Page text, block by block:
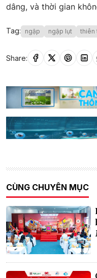
dâng, và thời gian
Tag: ngập ngập lụt thiên
Share:
CÙNG CHUYÊN MỤC